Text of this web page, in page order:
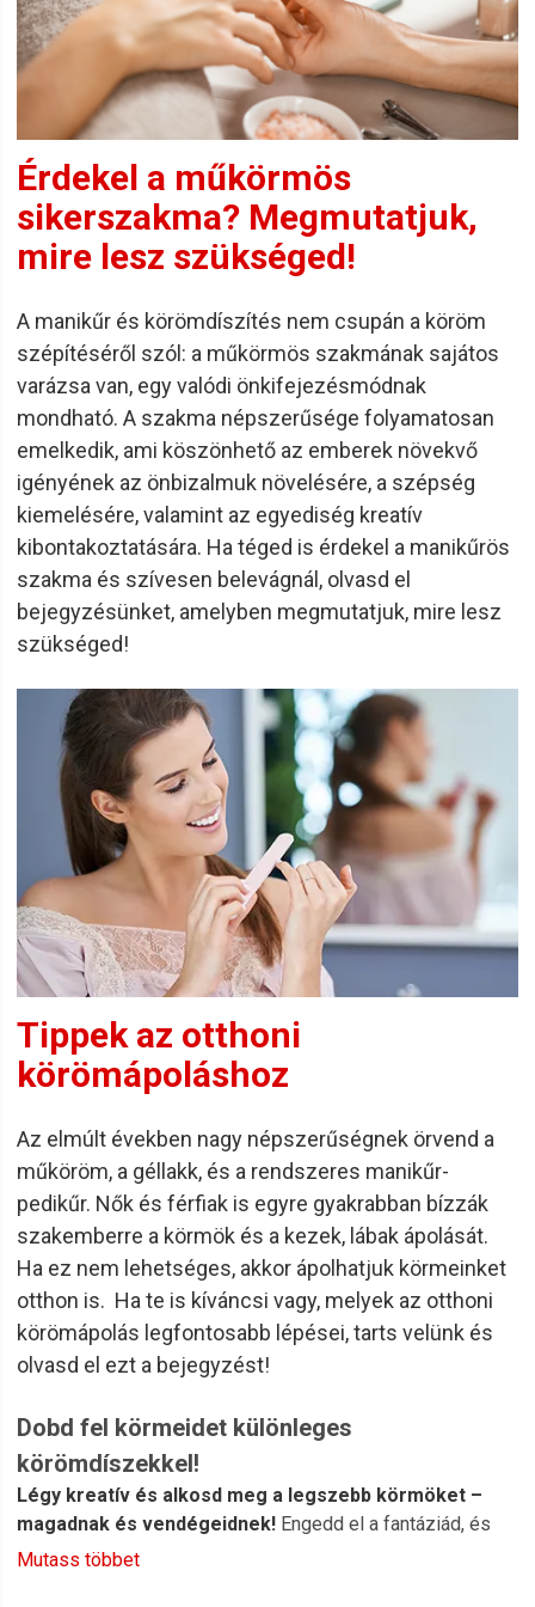
Érdekel a műkörmös
sikerszakma? Megmutatjuk,
mire lesz szükséged!
A manikűr és körömdíszítés nem csupán a köröm
szépítéséről szól: a műkörmös szakmának sajátos
varázsa van, egy valódi önkifejezésmódnak
mondható. A szakma népszerűsége folyamatosan
emelkedik, ami köszönhető az emberek növekvő
igényének az önbizalmuk növelésére, a szépség
kiemelésére, valamint az egyediség kreatív
kibontakoztatására. Ha téged is érdekel a manikűrös
szakma és szívesen belevágnál, olvasd el
bejegyzésünket, amelyben megmutatjuk, mire lesz
szükséged!
Tippek az otthoni
körömápoláshoz
Az elmúlt években nagy népszerűségnek örvend a
műköröm, a géllakk, és a rendszeres manikűr-
pedikűr. Nők és férfiak is egyre gyakrabban bízzák
szakemberre a körmök és a kezek, lábak ápolását.
Ha ez nem lehetséges, akkor ápolhatjuk körmeinket
otthon is. Ha te is kíváncsi vagy, melyek az otthoni
körömápolás legfontosabb lépései, tarts velünk és
olvasd el ezt a bejegyzést!
Dobd fel körmeidet különleges
körömdíszekkel!
Légy kreatív és alkosd meg a legszebb körmöket –
magadnak és vendégeidnek! Engedd el a fantáziád, és
készíts egyedi manikűrt minden nap a
Mutass többet